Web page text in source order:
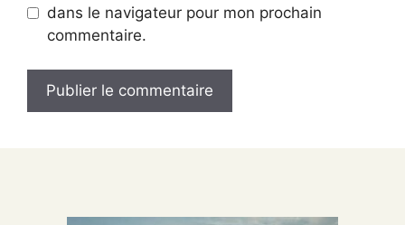
dans le navigateur pour mon prochain
commentaire.